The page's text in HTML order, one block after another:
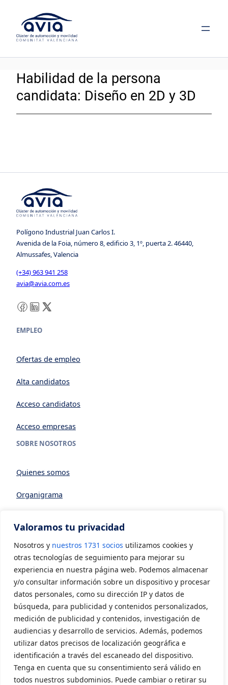
Valoramos tu privacidad
Nosotros y nuestros 1731 socios utilizamos cookies y
otras tecnologías de seguimiento para mejorar su
experiencia en nuestra página web. Podemos almacenar
y/o consultar información sobre un dispositivo y procesar
datos personales, como su dirección IP y datos de
búsqueda, para publicidad y contenidos personalizados,
medición de publicidad y contenidos, investigación de
audiencias y desarrollo de servicios. Además, podemos
utilizar datos precisos de localización geográfica e
identificación a través del escaneado del dispositivo.
Tenga en cuenta que su consentimiento será válido en
todos nuestros subdominios. Puede cambiar o retirar su
contenido
Habilidad de la persona
candidata: Diseño en 2D y 3D
Polígono Industrial Juan Carlos I.
Avenida de la Foia, número 8, edificio 3, 1º, puerta 2. 46440,
Almussafes, Valencia
(+34) 963 941 258
avia@avia.com.es
Facebook LinkedIn X
EMPLEO
Ofertas de empleo
Alta candidatos
Acceso candidatos
Acceso empresas
SOBRE NOSOTROS
Quienes somos
Organigrama
Asociarse a AVIA
CONTACTO
Contacto
LEGAL
Aviso Legal
Política de privacidad
Política de cookies